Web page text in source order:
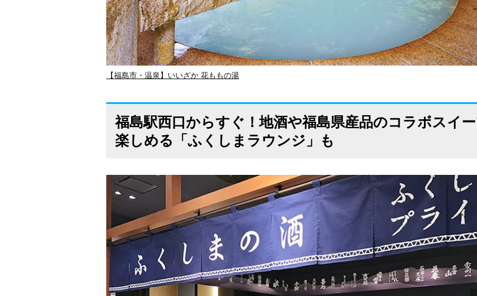
【福島市・温泉】いいざか 花ももの湯
福島駅西口からすぐ！地酒や福島県産品のコラボスイ
楽しめる「ふくしまラウンジ」も